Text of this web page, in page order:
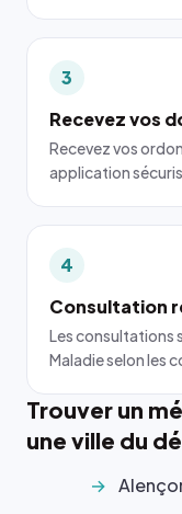
3
Recevez vos
Recevez vos
application
4
Consultation
Les consultations
Maladie selon les
Trouver un
une ville du